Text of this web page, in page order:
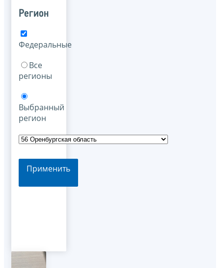
Регион
Федеральные
Все
регионы
Выбранный
регион
Применить